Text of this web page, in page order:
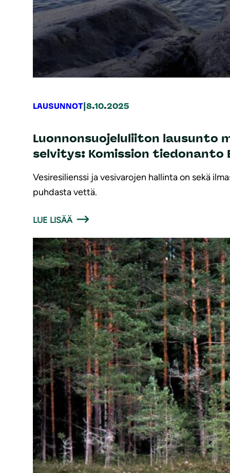
LAUSUNNOT 8.10.2025
Luonnonsuojeluliiton lausunto
selvitys: Komission
Vesiresilienssi ja vesivarojen hallinta on sekä
puhdasta vettä.
LUE LISÄÄ